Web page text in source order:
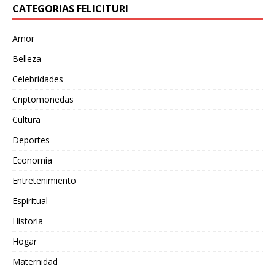
CATEGORIAS FELICITURI
Amor
Belleza
Celebridades
Criptomonedas
Cultura
Deportes
Economía
Entretenimiento
Espiritual
Historia
Hogar
Maternidad